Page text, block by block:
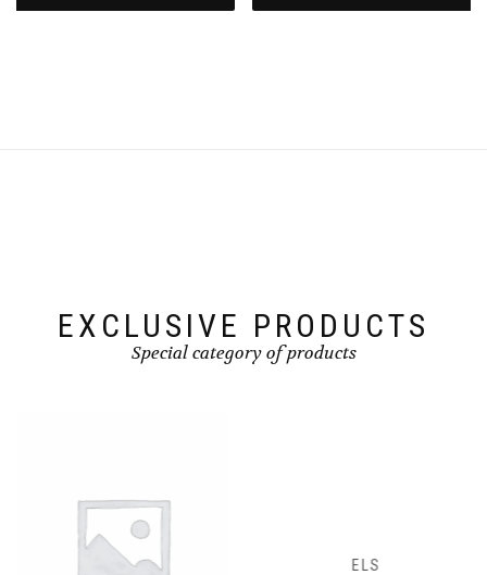
EXCLUSIVE PRODUCTS
Special category of products
ELS